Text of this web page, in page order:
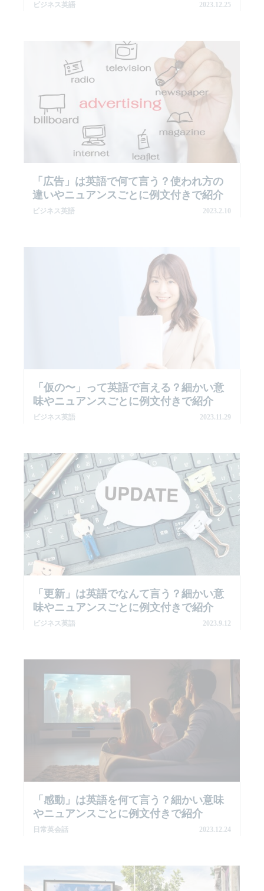
ビジネス英語 2023.12.25
「広告」は英語で何て言う？使われ方の
違いやニュアンスごとに例文付きで紹介
ビジネス英語 2023.2.10
「仮の〜」って英語で言える？細かい意
味やニュアンスごとに例文付きで紹介
ビジネス英語 2023.11.29
「更新」は英語でなんて言う？細かい意
味やニュアンスごとに例文付きで紹介
ビジネス英語 2023.9.12
「感動」は英語を何て言う？細かい意味
やニュアンスごとに例文付きで紹介
日常英会話 2023.12.24